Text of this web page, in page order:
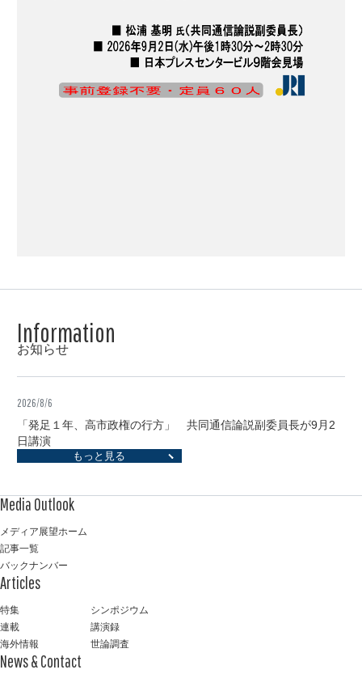
お知らせ
2026/8/6
「発足１年、高市政権の行方」 共同通信論説副委員長が9月2
日講演
もっと見る
メディア展望ホーム
記事一覧
バックナンバー
特集
連載
海外情報
シンポジウム
講演録
世論調査